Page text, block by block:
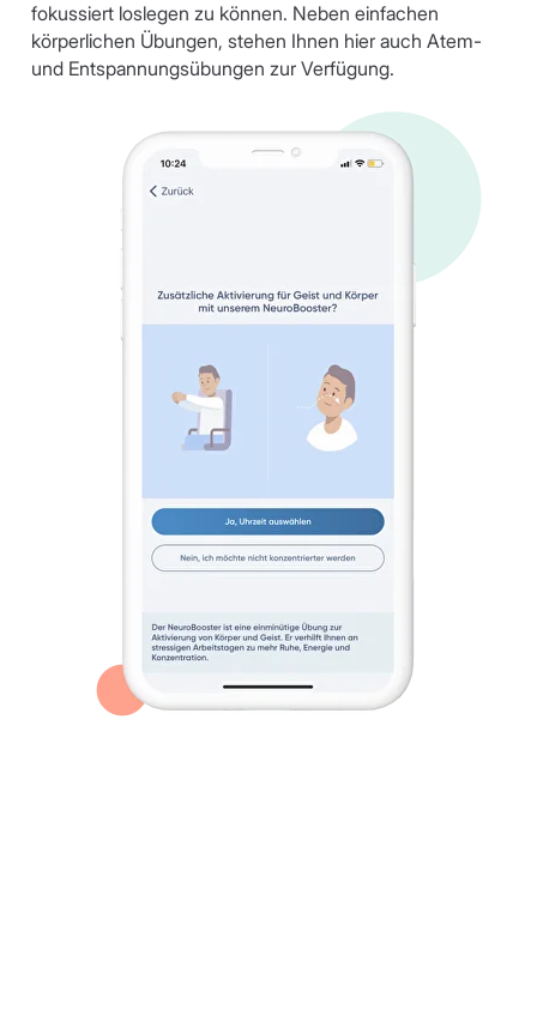
fokussiert loslegen zu können. Neben einfachen
körperlichen Übungen, stehen Ihnen hier auch Atem-
und Entspannungsübungen zur Verfügung.